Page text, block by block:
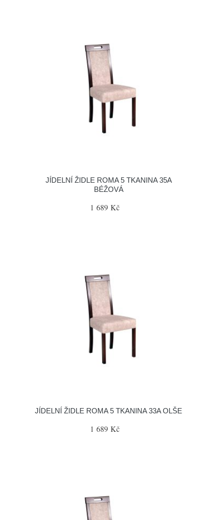
JÍDELNÍ ŽIDLE ROMA 5 TKANINA 35A
BÉŽOVÁ
1 689 Kč
JÍDELNÍ ŽIDLE ROMA 5 TKANINA 33A OLŠE
1 689 Kč